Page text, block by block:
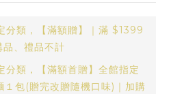
分類，【滿額贈】｜滿 $1399
、禮品不計
分類，【滿額首贈】全館指定
包(贈完改贈隨機口味)｜加購